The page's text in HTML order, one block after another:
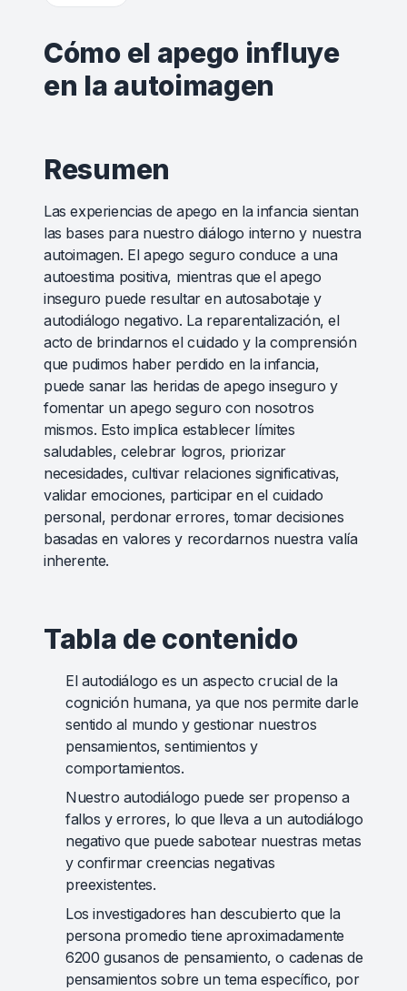
Cómo el apego influye
en la autoimagen
Resumen
Las experiencias de apego en la infancia sientan
las bases para nuestro diálogo interno y nuestra
autoimagen. El apego seguro conduce a una
autoestima positiva, mientras que el apego
inseguro puede resultar en autosabotaje y
autodiálogo negativo. La reparentalización, el
acto de brindarnos el cuidado y la comprensión
que pudimos haber perdido en la infancia,
puede sanar las heridas de apego inseguro y
fomentar un apego seguro con nosotros
mismos. Esto implica establecer límites
saludables, celebrar logros, priorizar
necesidades, cultivar relaciones significativas,
validar emociones, participar en el cuidado
personal, perdonar errores, tomar decisiones
basadas en valores y recordarnos nuestra valía
inherente.
Tabla de contenido
El autodiálogo es un aspecto crucial de la
cognición humana, ya que nos permite darle
sentido al mundo y gestionar nuestros
pensamientos, sentimientos y
comportamientos.
Nuestro autodiálogo puede ser propenso a
fallos y errores, lo que lleva a un autodiálogo
negativo que puede sabotear nuestras metas
y confirmar creencias negativas
preexistentes.
Los investigadores han descubierto que la
persona promedio tiene aproximadamente
6200 gusanos de pensamiento, o cadenas de
pensamientos sobre un tema específico, por